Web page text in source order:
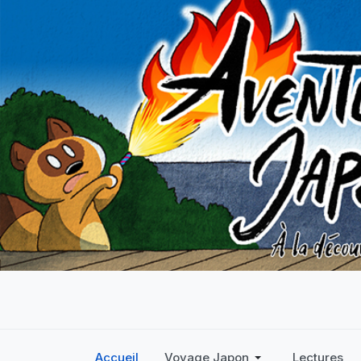
Accueil Voyage Japon Lectures